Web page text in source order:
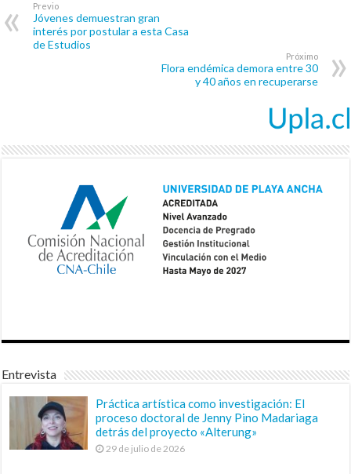
Previo
Jóvenes demuestran gran
interés por postular a esta Casa
de Estudios
Próximo
Flora endémica demora entre 30
y 40 años en recuperarse
Entrevista
Práctica artística como investigación: El
proceso doctoral de Jenny Pino Madariaga
detrás del proyecto «Alterung»
29 de julio de 2026